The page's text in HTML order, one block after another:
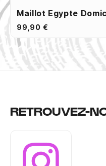
Maillot Egypte
99,90 €
RETROUVEZ-